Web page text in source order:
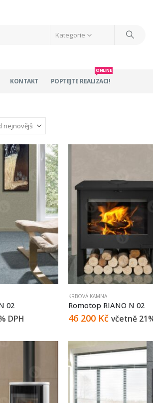
Kategorie
KONTAKT POPTEJTE REALIZACI!
ONLINE
02
DPH
KRBOVÁ KAMNA
Romotop RIANO N 02
46 200 Kč včetně